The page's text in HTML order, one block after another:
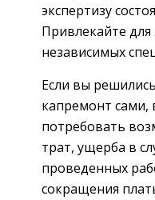
экспертизу
Привлекайте для
независимых
Если вы
капремонт сами,
потребовать
трат, ущерба в
проведенных
сокращения